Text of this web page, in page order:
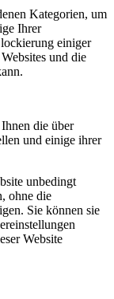
Kategorien, um
Ihrer
einiger
und die
die über
und einige ihrer
unbedingt
ohne die
Sie können sie
Website